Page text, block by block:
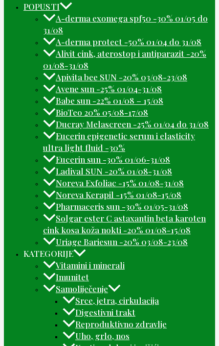
POPUSTI
A-derma exomega spf50 -30% 01/05 do
31/08
A-derma protect -50% 01/04 do 31/08
Alivit cink, aterostop i antiparazit -20%
01/08-31/08
Apivita bee SUN -20% 03/08-23/08
Avene sun -25% 01/04-31/08
Babe sun -22% 01/08 – 15/08
BioTeo 20% 05/08-17/08
Ducray Melascreen -25% 01/04 do 31/08
Eucerin epigenetic serum i elasticity
ultra light fluid -30%
Eucerin sun -30% 01/06-31/08
Ladival SUN -20% 01/08-31/08
Noreva Exfoliac -15% 01/08-31/08
Noreva Kerapil -15% 01/08-15/08
Pharmaceris sun -30% 01/05-31/08
Solgar ester C astaxantin beta karoten
cink kosa koža nokti -20% 01/08-15/08
Uriage Bariesun -20% 03/08-23/08
KATEGORIJE
Vitamini i minerali
Imunitet
Samoliječenje
Srce, jetra, cirkulacija
Digestivni trakt
Reproduktivno zdravlje
Uho, grlo, nos